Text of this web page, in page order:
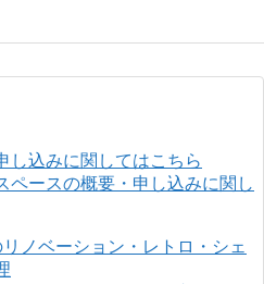
ペースの概要・申し込みに関し